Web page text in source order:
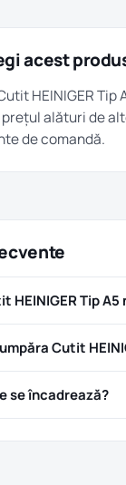
acest
HEINIGER
alături de
de comandă.
Tip A5
Cutit
se încadrează?